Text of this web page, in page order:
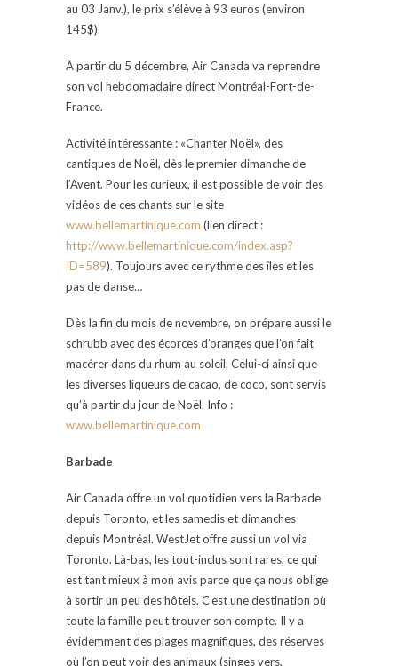
au 03 Janv.), le prix s’élève à 93 euros (environ
145$).
À partir du 5 décembre, Air Canada va reprendre
son vol hebdomadaire direct Montréal-Fort-de-
France.
Activité intéressante : «Chanter Noël», des
cantiques de Noël, dès le premier dimanche de
l’Avent. Pour les curieux, il est possible de voir des
vidéos de ces chants sur le site
www.bellemartinique.com (lien direct :
http://www.bellemartinique.com/index.asp?
ID=589). Toujours avec ce rythme des îles et les
pas de danse…
Dès la fin du mois de novembre, on prépare aussi le
schrubb avec des écorces d’oranges que l’on fait
macérer dans du rhum au soleil. Celui-ci ainsi que
les diverses liqueurs de cacao, de coco, sont servis
qu’à partir du jour de Noël. Info :
www.bellemartinique.com
Barbade
Air Canada offre un vol quotidien vers la Barbade
depuis Toronto, et les samedis et dimanches
depuis Montréal. WestJet offre aussi un vol via
Toronto. Là-bas, les tout-inclus sont rares, ce qui
est tant mieux à mon avis parce que ça nous oblige
à sortir un peu des hôtels. C’est une destination où
toute la famille peut trouver son compte. Il y a
évidemment des plages magnifiques, des réserves
où l’on peut voir des animaux (singes vers,